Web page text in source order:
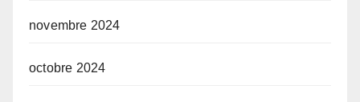
novembre 2024
octobre 2024